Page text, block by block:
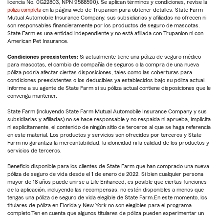
licencia No. 0G22803, NPN 9588590). Se aplican términos y condiciones, revise la
póliza completa en la página web de Trupanion para obtener detalles. State Farm
Mutual Automobile Insurance Company, sus subsidiarias y afiliadas no ofrecen ni
son responsables financieramente por los productos de seguro de mascotas.
State Farm es una entidad independiente y no está afiliada con Trupanion ni con
American Pet Insurance.
Condiciones preexistentes: Si actualmente tiene una póliza de seguro médico
para mascotas, el cambio de compañía de seguros o la compra de una nueva
póliza podría afectar ciertas disposiciones, tales como las coberturas para
condiciones preexistentes o los deducibles ya establecidos bajo su póliza actual.
Informe a su agente de State Farm si su póliza actual contiene disposiciones que le
convenga mantener.
State Farm (incluyendo State Farm Mutual Automobile Insurance Company y sus
subsidiarias y afiliadas) no se hace responsable y no respalda ni aprueba, implícita
ni explícitamente, el contenido de ningún sitio de terceros al que se haga referencia
en este material. Los productos y servicios son ofrecidos por terceros y State
Farm no garantiza la mercantabilidad, la idoneidad ni la calidad de los productos y
servicios de terceros.
Beneficio disponible para los clientes de State Farm que han comprado una nueva
póliza de seguro de vida desde el 1 de enero de 2022. Si bien cualquier persona
mayor de 18 años puede unirse a Life Enhanced, es posible que ciertas funciones
de la aplicación, incluyendo las recompensas, no estén disponibles a menos que
tengas una póliza de seguro de vida elegible de State Farm.En este momento, los
titulares de póliza en Florida y New York no son elegibles para el programa
completo.Ten en cuenta que algunos titulares de póliza pueden experimentar un